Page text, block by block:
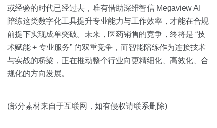
或经验的时代已经过去，唯有借助深维智信 Megaview AI
陪练这类数字化工具提升专业能力与工作效率，才能在合规
前提下实现成单突破。未来，医药销售的竞争，终将是 “技
术赋能 + 专业服务” 的双重竞争，而智能陪练作为连接技术
与实战的桥梁，正在推动整个行业向更精细化、高效化、合
规化的方向发展。
(部分素材来自于互联网，如有侵权请联系删除)